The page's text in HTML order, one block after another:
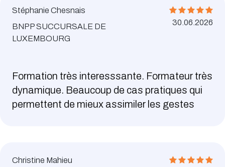
Stéphanie Chesnais
BNPP SUCCURSALE DE
LUXEMBOURG
30.06.2026
Formation très interesssante. Formateur très
dynamique. Beaucoup de cas pratiques qui
permettent de mieux assimiler les gestes
Christine Mahieu